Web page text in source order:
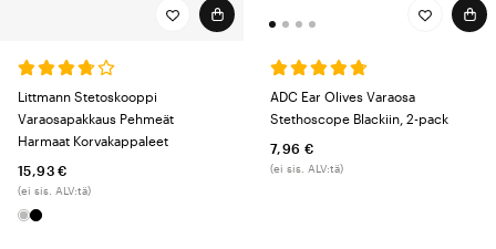
Littmann Stetoskooppi
Varaosapakkaus Pehmeät
Harmaat Korvakappaleet
15,93 €
(ei sis. ALV:tä)
ADC Ear Olives Varaosa
Stethoscope Blackiin, 2-pack
7,96 €
(ei sis. ALV:tä)